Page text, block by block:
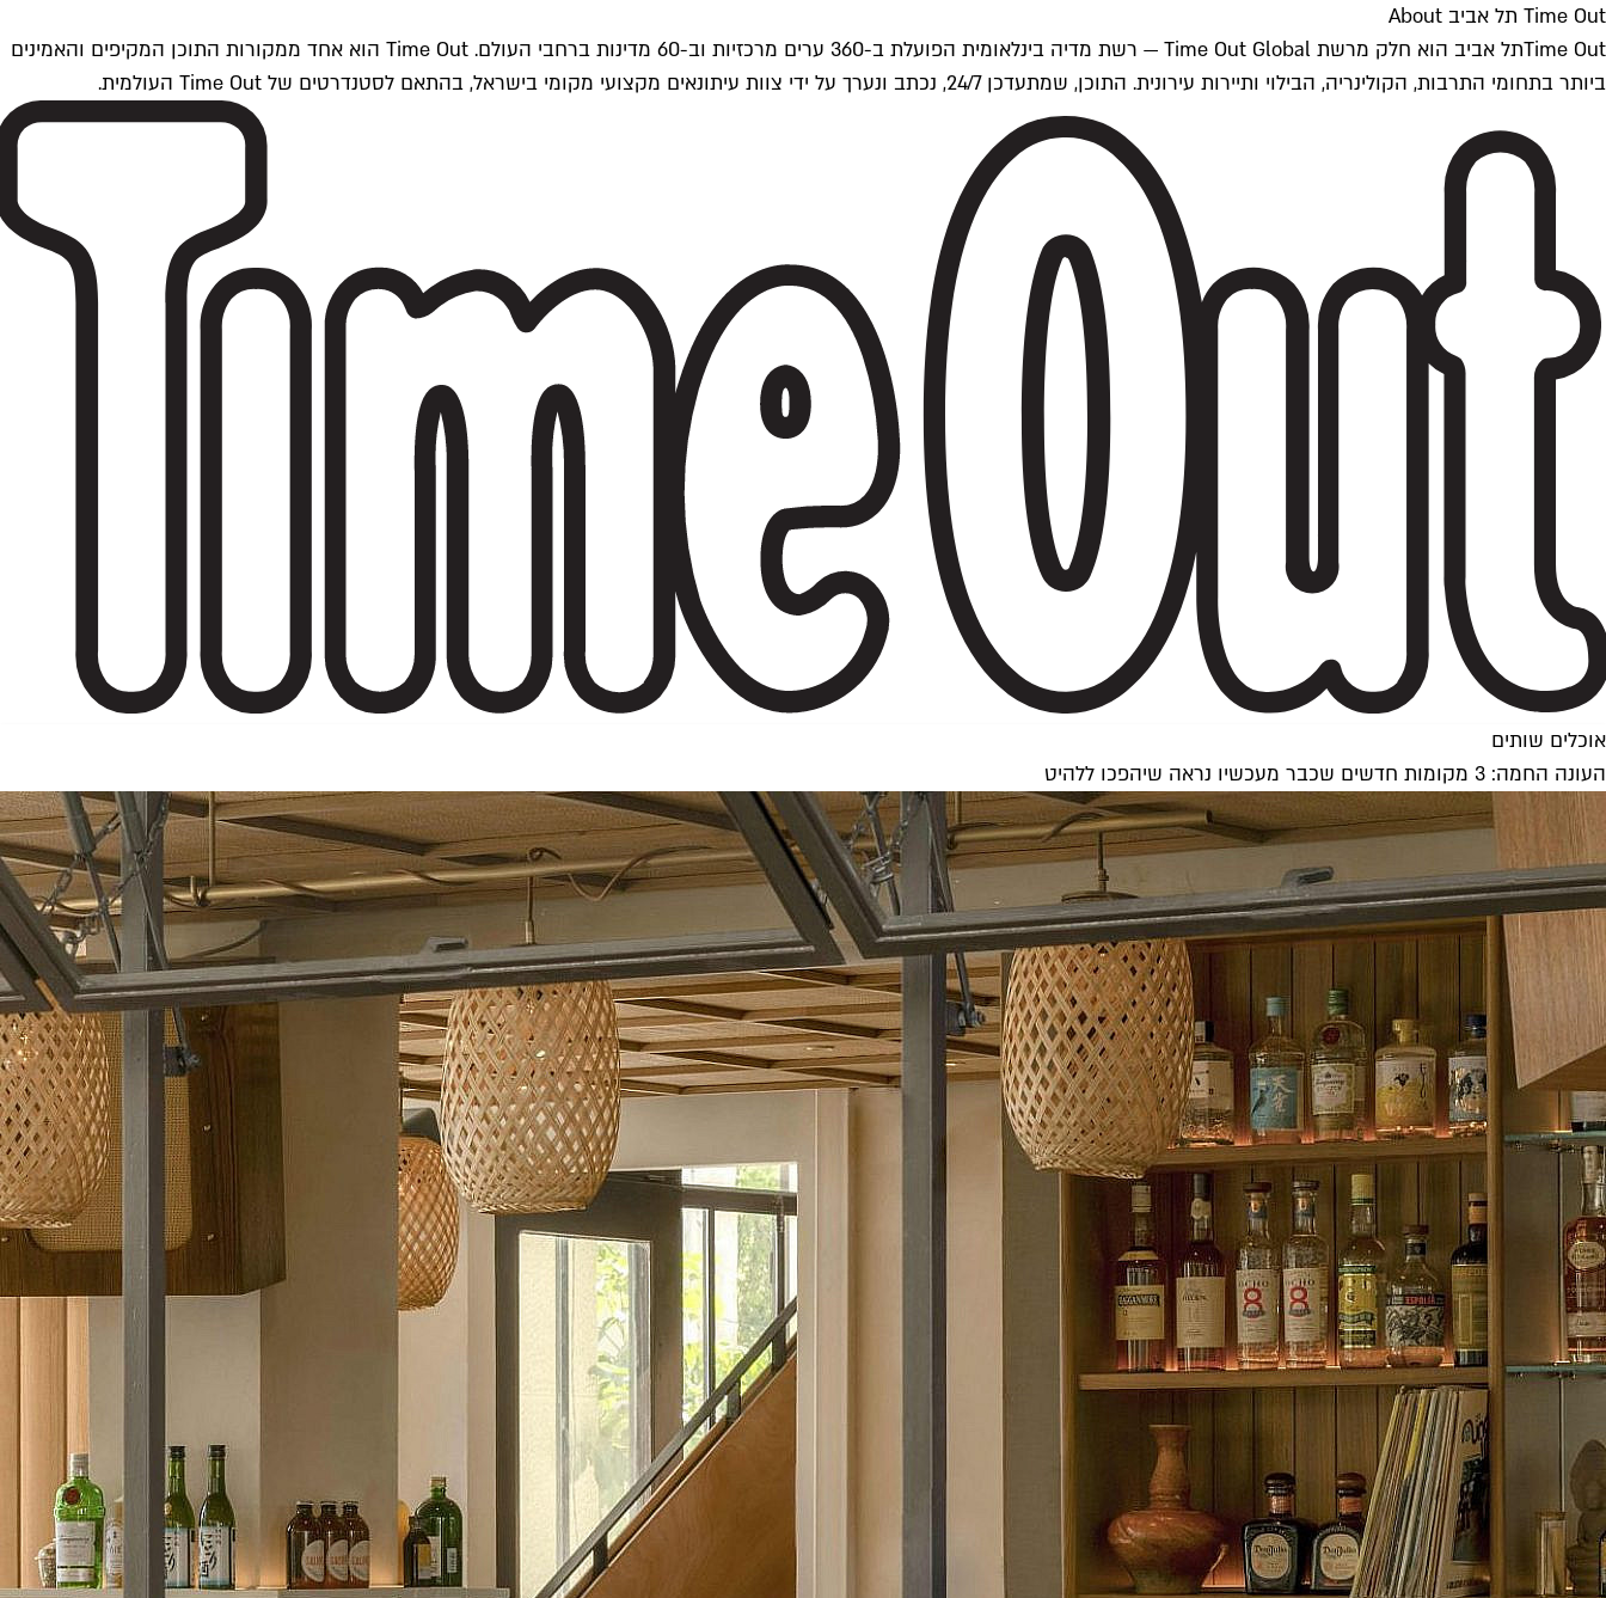
Time Out תל אביב About
Time Outתל אביב הוא חלק מרשת Time Out Global — רשת מדיה בינלאומית הפועלת ב-360 ערים מרכזיות וב-60 מדינות ברחבי העולם. Time Out הוא אחד ממקורות התוכן המקיפים והאמינים
ביותר בתחומי התרבות, הקולינריה, הבילוי ותיירות עירונית. התוכן, שמתעדכן 24/7, נכתב ונערך על ידי צוות עיתונאים מקצועי מקומי בישראל, בהתאם לסטנדרטים של Time Out העולמית.
אוכלים שותים
העונה החמה: 3 מקומות חדשים שכבר מעכשיו נראה שיהפכו ללהיט